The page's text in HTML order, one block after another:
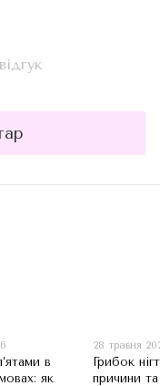
в
як
28 травня
Грибок
причини